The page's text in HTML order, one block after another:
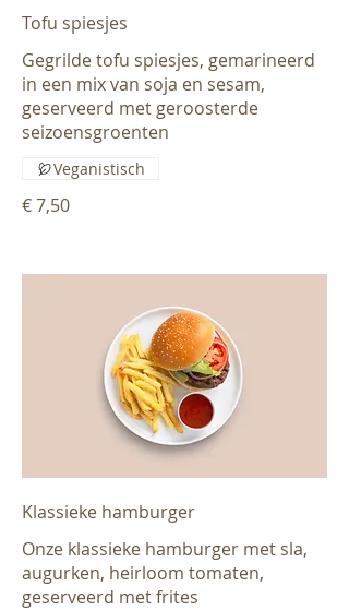
Tofu spiesjes
Gegrilde tofu spiesjes, gemarineerd
in een mix van soja en sesam,
geserveerd met geroosterde
seizoensgroenten
€ 7,50
Veganistisch
Klassieke hamburger
Onze klassieke hamburger met sla,
augurken, heirloom tomaten,
geserveerd met frites